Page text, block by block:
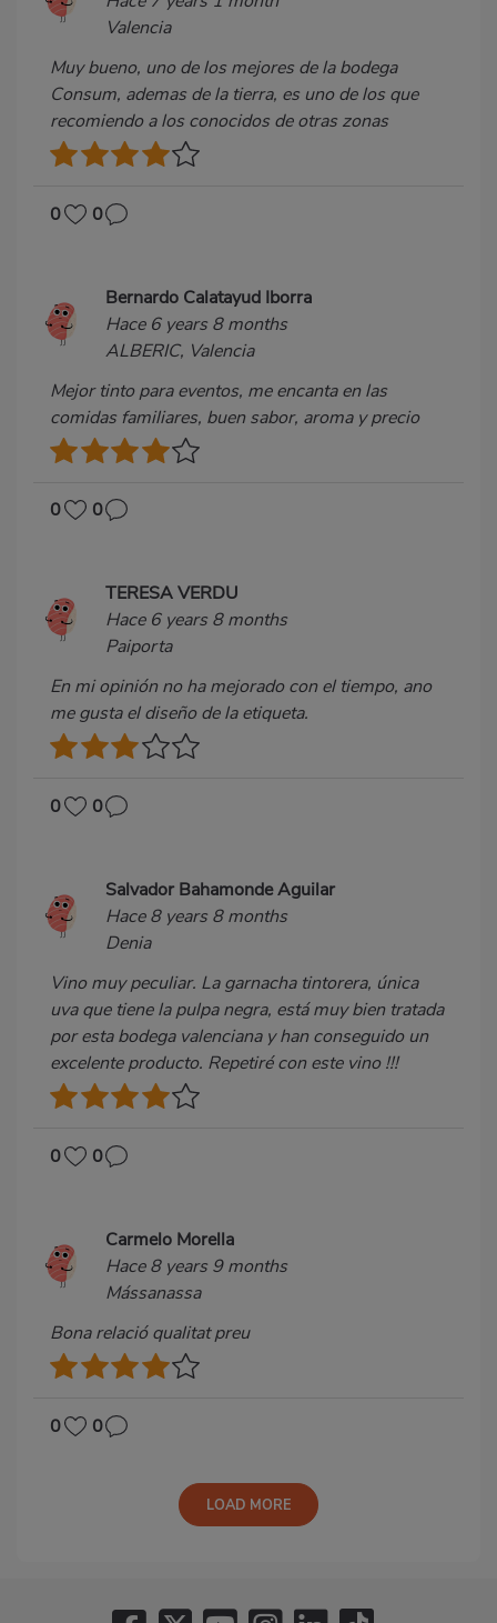
Valencia
Muy bueno, uno de los mejores de la bodega
Consum, ademas de la tierra, es uno de los que
recomiendo a los conocidos de otras zonas
0 0
Bernardo Calatayud Iborra
Hace 6 years 8 months
ALBERIC, Valencia
Mejor tinto para eventos, me encanta en las
comidas familiares, buen sabor, aroma y precio
0 0
TERESA VERDU
Hace 6 years 8 months
Paiporta
En mi opinión no ha mejorado con el tiempo, ano
me gusta el diseño de la etiqueta.
0 0
Salvador Bahamonde Aguilar
Hace 8 years 8 months
Denia
Vino muy peculiar. La garnacha tintorera, única
uva que tiene la pulpa negra, está muy bien tratada
por esta bodega valenciana y han conseguido un
excelente producto. Repetiré con este vino !!!
0 0
Carmelo Morella
Hace 8 years 9 months
Mássanassa
Bona relació qualitat preu
0 0
LOAD MORE